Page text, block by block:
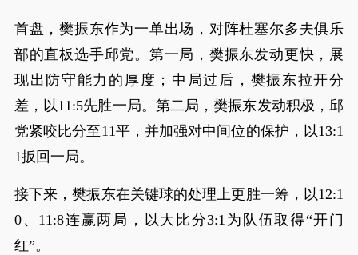
首盘，樊振东作为一单出场，对阵杜塞尔多夫俱乐
部的直板选手邱党。第一局，樊振东发动更快，展
现出防守能力的厚度；中局过后，樊振东拉开分
差，以11:5先胜一局。第二局，樊振东发动积极，邱
党紧咬比分至11平，并加强对中间位的保护，以13:1
1扳回一局。
接下来，樊振东在关键球的处理上更胜一筹，以12:1
0、11:8连赢两局，以大比分3:1为队伍取得“开门
红”。